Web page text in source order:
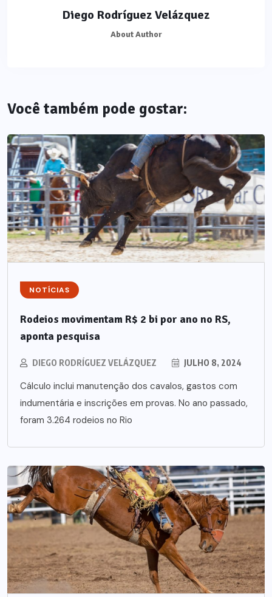
Diego Rodríguez Velázquez
About Author
Você também pode gostar:
NOTÍCIAS
Rodeios movimentam R$ 2 bi por ano no RS,
aponta pesquisa
DIEGO RODRÍGUEZ VELÁZQUEZ JULHO 8, 2024
Cálculo inclui manutenção dos cavalos, gastos com
indumentária e inscrições em provas. No ano passado,
foram 3.264 rodeios no Rio